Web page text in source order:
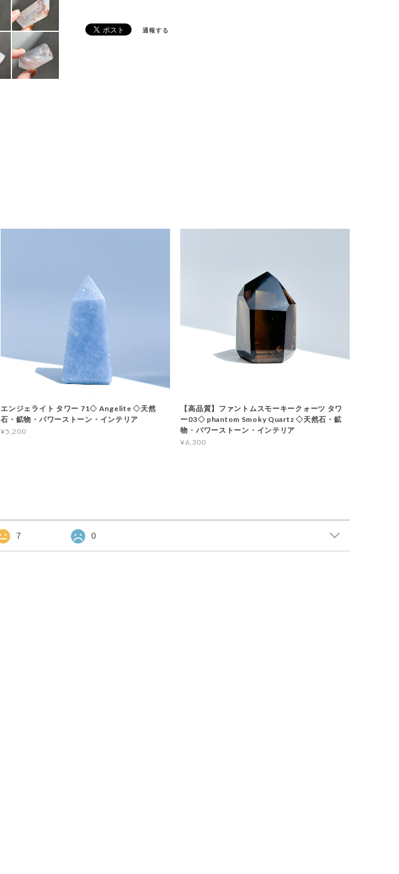
通報する
エンジェライト タワー 71◇ Angelite ◇天然
石・鉱物・パワーストーン・インテリア
¥5,200
【高品質】ファントムスモーキークォーツ タワ
ー03◇ phantom Smoky Quartz ◇天然石・鉱
物・パワーストーン・インテリア
¥6,300
7 0